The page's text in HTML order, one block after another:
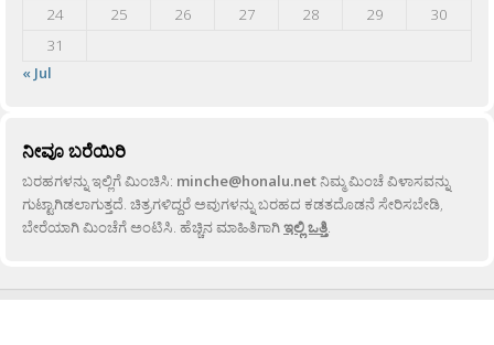
24
25 26 27 28 29
30
31
« Jul
ನೀವೂ ಬರೆಯಿರಿ
ಬರಹಗಳನ್ನು ಇಲ್ಲಿಗೆ ಮಿಂಚಿಸಿ: minche@honalu.netನಿಮ್ಮ ಮಿಂಚೆ ವಿಳಾಸವನ್ನು
ಗುಟ್ಟಾಗಿಡಲಾಗುತ್ತದೆ. ಚಿತ್ರಗಳಿದ್ದರೆ ಅವುಗಳನ್ನು ಬರಹದ ಕಡತದೊಡನೆ ಸೇರಿಸಬೇಡಿ,
ಬೇರೆಯಾಗಿ ಮಿಂಚೆಗೆ ಅಂಟಿಸಿ. ಹೆಚ್ಚಿನ ಮಾಹಿತಿಗಾಗಿಇಲ್ಲಿ ಒತ್ತಿ.